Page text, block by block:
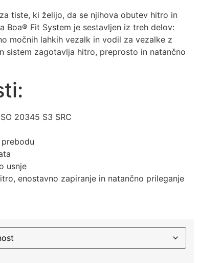
tiste, ki želijo, da se njihova obutev hitro in
Boa® Fit System je sestavljen iz treh delov:
močnih lahkih vezalk in vodil za vezalke z
sistem zagotavlja hitro, preprosto in natančno
20345 S3 SRC
usnje
enostavno zapiranje in natančno prileganje